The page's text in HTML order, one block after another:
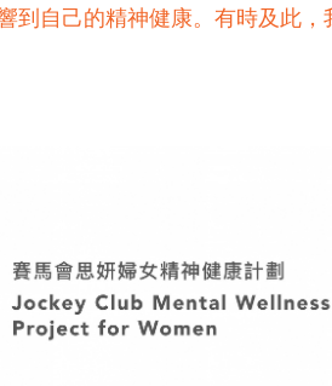
自己的精神健康。有時及此